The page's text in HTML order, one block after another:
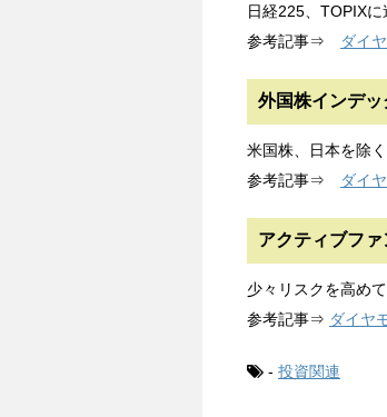
日経225、TOPIXに
参考記事⇒
ダイ
外国株インデッ
米国株、日本を除
参考記事⇒
ダイ
アクティブフ
少々リスクを高め
参考記事⇒ ダイヤ
- 投資関連